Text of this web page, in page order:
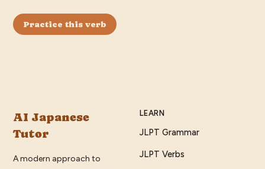
Practice this verb
AI Japanese
Tutor
A modern approach to
LEARN
JLPT Grammar
JLPT Verbs